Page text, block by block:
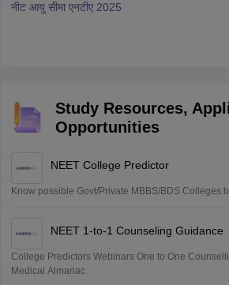
नीट आयु सीमा एनटीए 2025
Study Resources,
Opportunities
NEET College Predictor
Know possible Govt/Private MBBS/BDS Colleges
NEET 1-to-1 Counseling Guidance
College Predictors Webinars One to One
Medical Almanac